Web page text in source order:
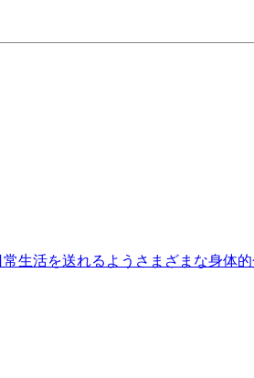
生活を送れるようさまざまな身体